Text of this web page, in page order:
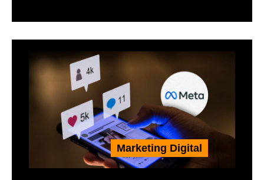
Marketing Digital